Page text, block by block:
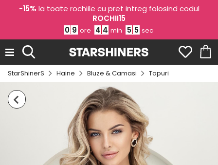
-15% la toate rochiile cu pret intreg folosind codul
ROCHII15
0 9 ore 4 4 min 5 5 sec
StarShinerS Haine Bluze & Camasi Topuri